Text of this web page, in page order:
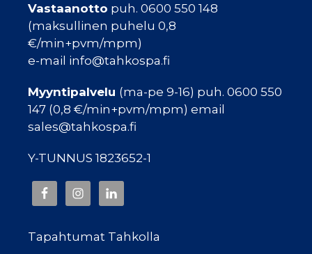
Vastaanotto puh. 0600 550 148
(maksullinen puhelu 0,8
€/min+pvm/mpm)
e-mail info@tahkospa.fi
Myyntipalvelu (ma-pe 9-16) puh. 0600 550
147 (0,8 €/min+pvm/mpm) email
sales@tahkospa.fi
Y-TUNNUS 1823652-1
Tapahtumat Tahkolla